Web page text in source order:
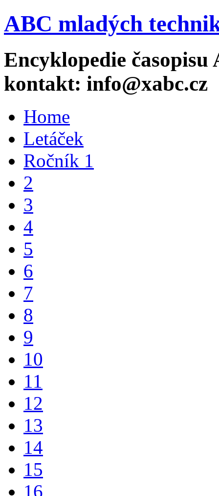
ABC mladých
Encyklopedie časopisu
kontakt: info@xabc.cz
Home
Letáček
Ročník 1
2
3
4
5
6
7
8
9
10
11
12
13
14
15
16